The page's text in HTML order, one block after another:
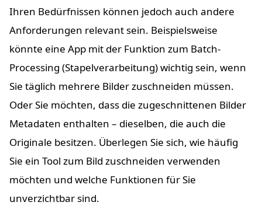
Ihren Bedürfnissen können jedoch auch andere
Anforderungen relevant sein. Beispielsweise
könnte eine App mit der Funktion zum Batch-
Processing (Stapelverarbeitung) wichtig sein, wenn
Sie täglich mehrere Bilder zuschneiden müssen.
Oder Sie möchten, dass die zugeschnittenen Bilder
Metadaten enthalten – dieselben, die auch die
Originale besitzen. Überlegen Sie sich, wie häufig
Sie ein Tool zum Bild zuschneiden verwenden
möchten und welche Funktionen für Sie
unverzichtbar sind.